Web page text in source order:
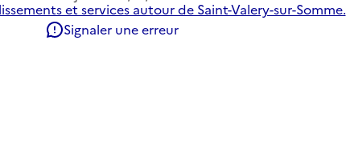
et services autour de Saint-Valery-sur-Somme.
Signaler une erreur